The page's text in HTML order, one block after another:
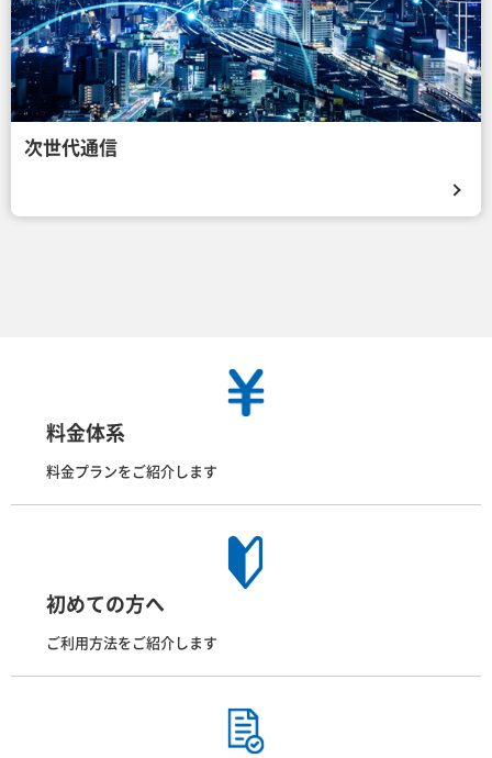
次世代通信
料金体系
料金プランをご紹介します
初めての方へ
ご利用方法をご紹介します